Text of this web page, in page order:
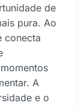
de
pura. Ao
conecta
A
e o